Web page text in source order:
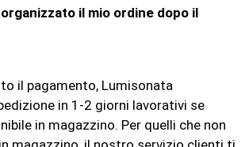
il mio ordine dopo il
il pagamento, Lumisonata
in 1-2 giorni lavorativi se
in magazzino. Per quelli che non